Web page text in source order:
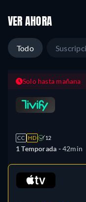
VER AHORA
Todo
Solo hasta mañana
CC HD 12
1 Temporada -42min